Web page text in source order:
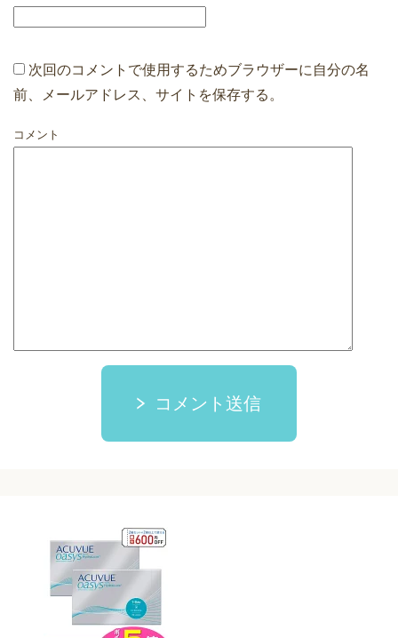
次回のコメントで使用するためブラウザーに自分の名
前、メールアドレス、サイトを保存する。
コメント
コメント送信